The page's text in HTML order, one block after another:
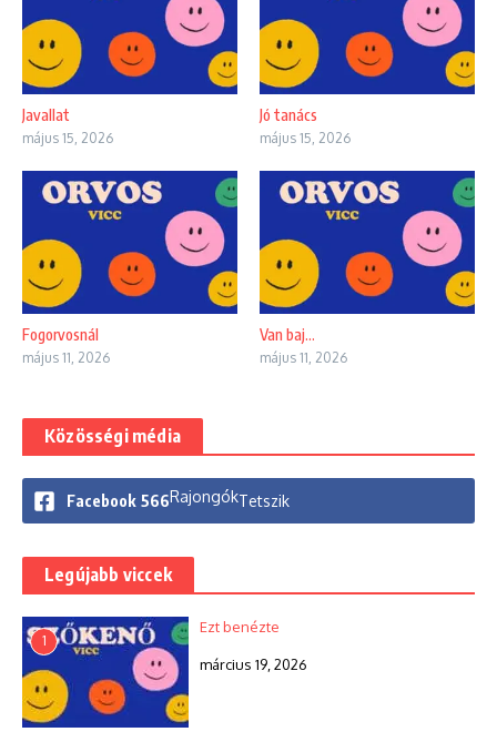
Javallat
május 15, 2026
Jó tanács
május 15, 2026
Fogorvosnál
május 11, 2026
Van baj…
május 11, 2026
Közösségi média
Facebook 566RajongókTetszik
Legújabb viccek
1
Ezt benézte
március 19, 2026